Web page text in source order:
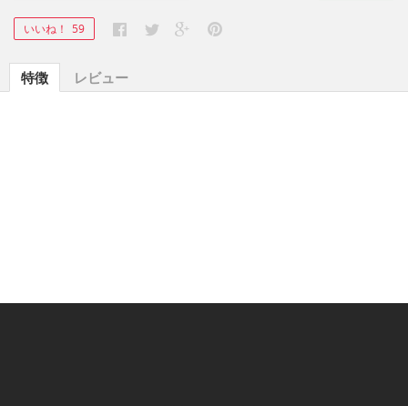
いいね！ 59
特徴 レビュー